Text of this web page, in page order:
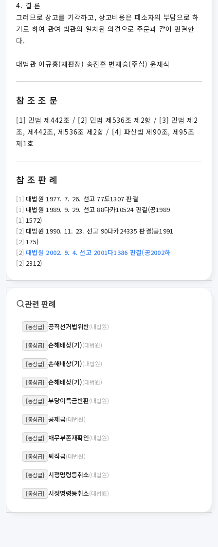
4. 결 론
그러므로 상고를 기각하고, 상고비용은 패소자의 부담으로 하
기로 하여 관여 법관의 일치된 의견으로 주문과 같이 판결한
다.
대법관 이규홍(재판장) 송진훈 변재승(주심) 윤재식
참조조문
[1] 민법 제442조 / [2] 민법 제536조 제2항 / [3] 민법 제2
조, 제442조, 제536조 제2항 / [4] 파산법 제90조, 제95조
제1호
참조판례
[1] 대법원 1977. 7. 26. 선고 77도1307 판결
[1] 대법원 1989. 9. 29. 선고 88다카10524 판결(공1989
[1] 1572)
[2] 대법원 1990. 11. 23. 선고 90다카24335 판결(공1991
[2] 175)
[2] 대법원 2002. 9. 4. 선고 2001다1386 판결(공2002하
[2] 2312)
관련 판례
[동심급] 공직선거법위반(대법원)
[동심급] 손해배상(기)(대법원)
[동심급] 손해배상(기)(대법원)
[동심급] 손해배상(기)(대법원)
[동심급] 부당이득금반환(대법원)
[동심급] 공제금(대법원)
[동심급] 채무부존재확인(대법원)
[동심급] 퇴직금(대법원)
[동심급] 시정명령등취소(대법원)
[동심급] 시정명령등취소(대법원)